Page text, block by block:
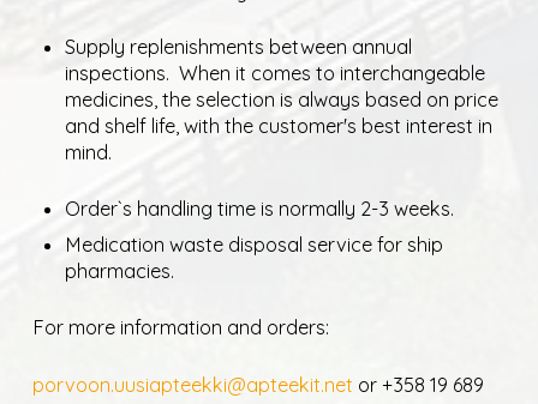
Supply replenishments between annual
inspections. When it comes to interchangeable
medicines, the selection is always based on price
and shelf life, with the customer's best interest in
mind.
Order`s handling time is normally 2-3 weeks.
Medication waste disposal service for ship
pharmacies.
For more information and orders:
porvoon.uusiapteekki@apteekit.net or +358 19 689